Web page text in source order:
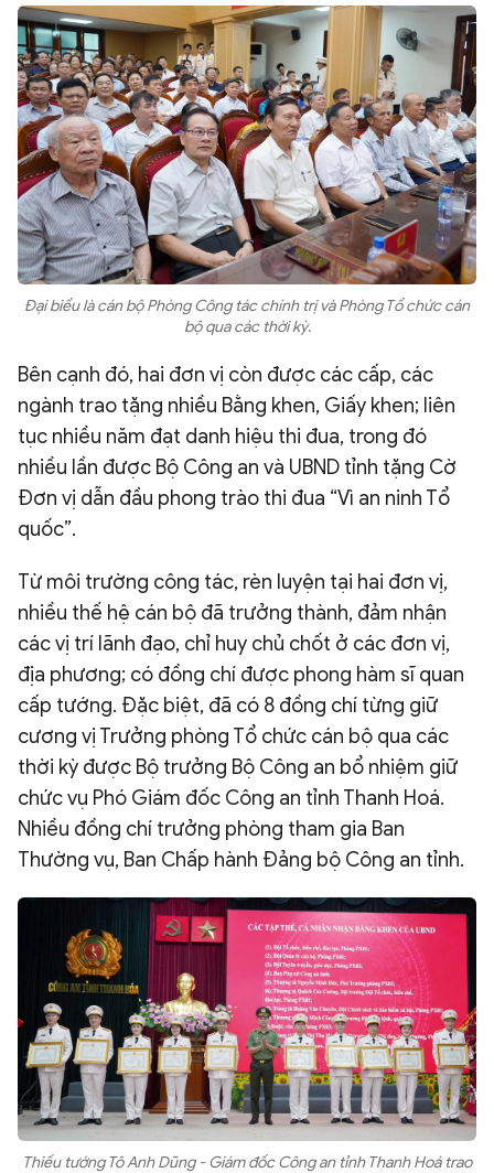
Đại biểu là cán bộ Phòng Công tác chính trị và Phòng Tổ chức cán
bộ qua các thời kỳ.
Bên cạnh đó, hai đơn vị còn được các cấp, các
ngành trao tặng nhiều Bằng khen, Giấy khen; liên
tục nhiều năm đạt danh hiệu thi đua, trong đó
nhiều lần được Bộ Công an và UBND tỉnh tặng Cờ
Đơn vị dẫn đầu phong trào thi đua “Vì an ninh Tổ
quốc”.
Từ môi trường công tác, rèn luyện tại hai đơn vị,
nhiều thế hệ cán bộ đã trưởng thành, đảm nhận
các vị trí lãnh đạo, chỉ huy chủ chốt ở các đơn vị,
địa phương; có đồng chí được phong hàm sĩ quan
cấp tướng. Đặc biệt, đã có 8 đồng chí từng giữ
cương vị Trưởng phòng Tổ chức cán bộ qua các
thời kỳ được Bộ trưởng Bộ Công an bổ nhiệm giữ
chức vụ Phó Giám đốc Công an tỉnh Thanh Hoá.
Nhiều đồng chí trưởng phòng tham gia Ban
Thường vụ, Ban Chấp hành Đảng bộ Công an tỉnh.
Thiếu tướng Tô Anh Dũng - Giám đốc Công an tỉnh Thanh Hoá trao